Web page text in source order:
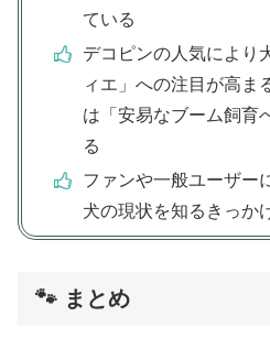
ている
デコピンの人気により
ィエ」への注目が高ま
は「安易なブーム飼育
る
ファンや一般ユーザー
犬の現状を知るきっか
🐾 まとめ